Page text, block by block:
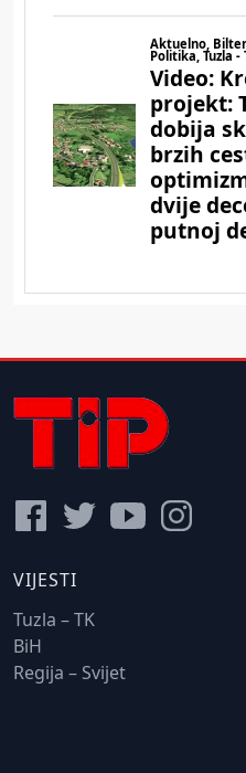
VIJESTI
Tuzla – TK
BiH
Regija – Svijet